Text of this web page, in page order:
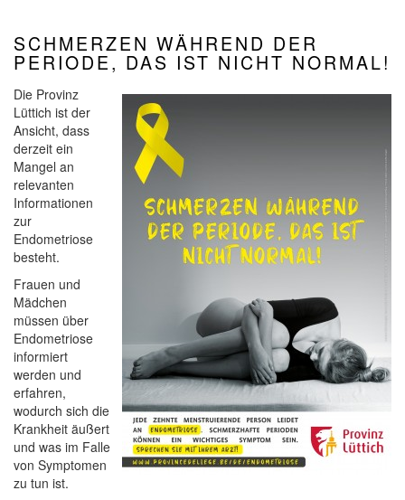
SCHMERZEN WÄHREND DER
PERIODE, DAS IST NICHT NORMAL!
Die Provinz
Lüttich ist der
Ansicht, dass
derzeit ein
Mangel an
relevanten
Informationen
zur
Endometriose
besteht.
Frauen und
Mädchen
müssen über
Endometriose
informiert
werden und
erfahren,
wodurch sich die
Krankheit äußert
und was im Falle
von Symptomen
zu tun ist.